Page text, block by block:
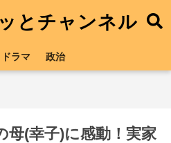
とチャンネル
ドラマ 政治
母(幸子)に感動！実家